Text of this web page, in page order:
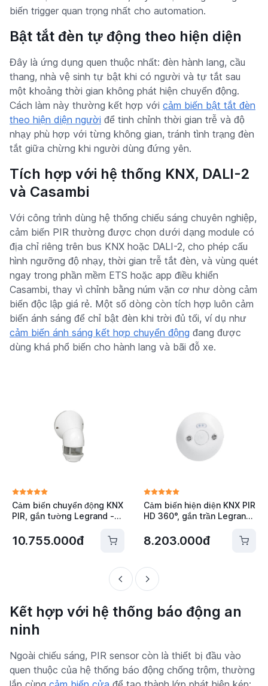
biến trigger quan trọng nhất cho automation.
Bật tắt đèn tự động theo hiện diện
Đây là ứng dụng quen thuộc nhất: đèn hành lang, cầu
thang, nhà vệ sinh tự bật khi có người và tự tắt sau
một khoảng thời gian không phát hiện chuyển động.
Cách làm này thường kết hợp với cảm biến bật tắt đèn
theo hiện diện người để tinh chỉnh thời gian trễ và độ
nhạy phù hợp với từng không gian, tránh tình trạng đèn
tắt giữa chừng khi người dùng đứng yên.
Tích hợp với hệ thống KNX, DALI-2
và Casambi
Với công trình dùng hệ thống chiếu sáng chuyên nghiệp,
cảm biến PIR thường được chọn dưới dạng module có
địa chỉ riêng trên bus KNX hoặc DALI-2, cho phép cấu
hình ngưỡng độ nhạy, thời gian trễ tắt đèn, và vùng quét
ngay trong phần mềm ETS hoặc app điều khiển
Casambi, thay vì chỉnh bằng núm vặn cơ như dòng cảm
biến độc lập giá rẻ. Một số dòng còn tích hợp luôn cảm
biến ánh sáng để chỉ bật đèn khi trời đủ tối, ví dụ như
cảm biến ánh sáng kết hợp chuyển động đang được
dùng khá phổ biến cho hành lang và bãi đỗ xe.
Cảm biến chuyển động KNX
PIR, gắn tường Legrand -
10.755.000đ
Cảm biến hiện diện KNX PIR
HD 360°, gắn trần Legrand
8.203.000đ
Kết hợp với hệ thống báo động an
ninh
Ngoài chiếu sáng, PIR sensor còn là thiết bị đầu vào
quen thuộc của hệ thống báo động chống trộm, thường